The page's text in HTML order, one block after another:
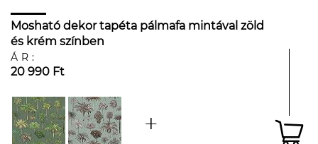
Mosható dekor tapéta pálmafa mintával zöld
és krém színben
ÁR:
20 990 Ft